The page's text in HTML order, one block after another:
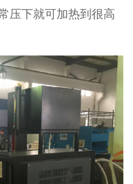
压下就可加热到很高